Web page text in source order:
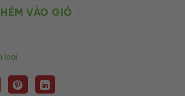
32Oz - Pepsi 24Oz số lượng
VÀO GIỎ
loại